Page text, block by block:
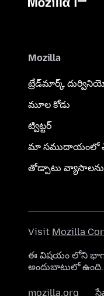
Mozilla
ట్రేడ్‌మార్క్
మూల కోడు
ట్విట్టర్
మా సముదాయంలో
తోడ్పాటు
Visit Mozilla
ఈ విషయం లోని
అందుబాటులో ఉంది.
mozilla.org